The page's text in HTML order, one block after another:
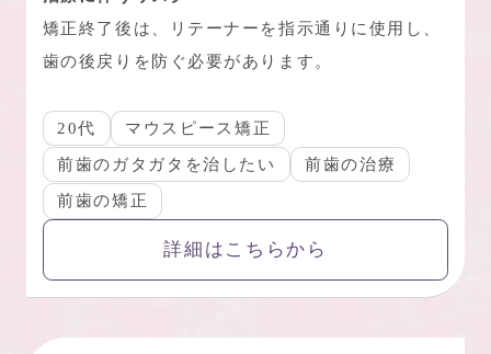
矯正終了後は、リテーナーを指示通りに使用し、
歯の後戻りを防ぐ必要があります。
20代
マウスピース矯正
前歯のガタガタを治したい
前歯の治療
前歯の矯正
詳細はこちらから